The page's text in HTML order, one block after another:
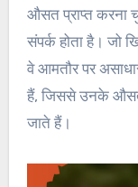
औसत प्राप्त करना
संपर्क होता है। जो
वे आमतौर पर
हैं, जिससे उनके
जाते हैं।